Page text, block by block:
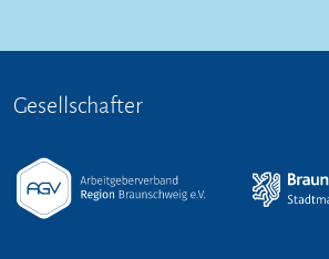
Gesellschafter